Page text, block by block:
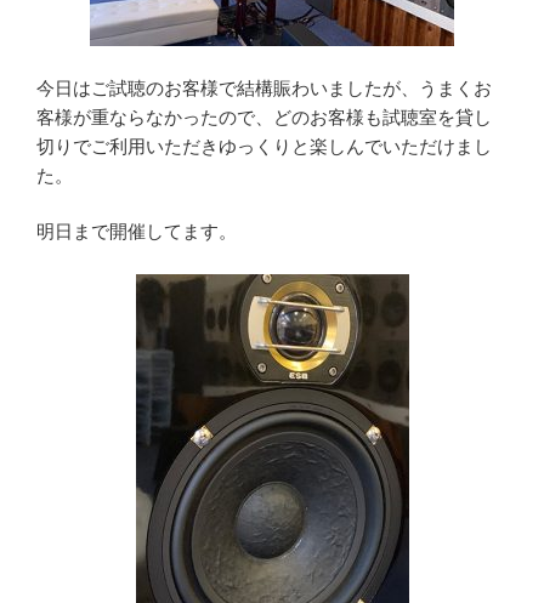
今日はご試聴のお客様で結構賑わいましたが、うまくお
客様が重ならなかったので、どのお客様も試聴室を貸し
切りでご利用いただきゆっくりと楽しんでいただけまし
た。
明日まで開催してます。